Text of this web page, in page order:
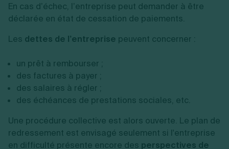
En cas d’échec, l’entreprise peut demander à être
déclarée en état de cessation de paiements.
Les dettes de l’entreprise peuvent concerner :
un prêt à rembourser ;
des factures à payer ;
des salaires à régler ;
des échéances de prestations sociales, etc.
Une procédure collective est alors ouverte. Le plan de
redressement est envisagé seulement si l'entreprise
en difficulté présente encore des perspectives de